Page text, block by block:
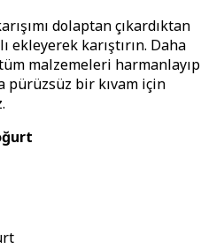
dolaptan çıkardıktan
ekleyerek karıştırın. Daha
malzemeleri harmanlayıp
pürüzsüz bir kıvam için